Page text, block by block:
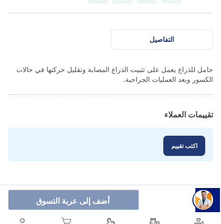
أضف إلى عربة التسوق
التفاصيل
حامل للذراع يعمل على تثبيت الذراع المصابة وتقليل حركتها في حالات
الكسور وبعد العمليات الجراحية.
تقييمات العملاء
اكتب تقييم